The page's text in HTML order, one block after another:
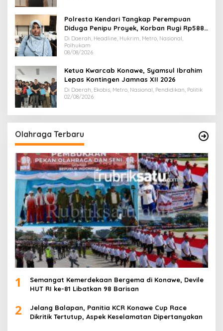
Polresta Kendari Tangkap Perempuan
Diduga Penipu Proyek, Korban Rugi Rp588,1
Juta
Di Daerah, Headline, Hukrim, Metro, Nasional,
Polhukam
08/08/2026
Ketua Kwarcab Konawe, Syamsul Ibrahim
Lepas Kontingen Jamnas XII 2026
Di Daerah, Ekobis, Metro, Nasional, Pendidikan, Politik
02/08/2026
Olahraga Terbaru
1
Semangat Kemerdekaan Bergema di Konawe, Devile
HUT RI ke-81 Libatkan 98 Barisan
2
Jelang Balapan, Panitia KCR Konawe Cup Race
Dikritik Tertutup, Aspek Keselamatan Dipertanyakan